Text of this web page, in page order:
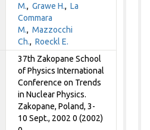
M.,Grawe H.,La
Commara
M.,Mazzocchi
Ch.,Roeckl E.
37th Zakopane School
of Physics International
Conference on Trends
in Nuclear Physics.
Zakopane, Poland, 3-
10 Sept., 2002 0 (2002)